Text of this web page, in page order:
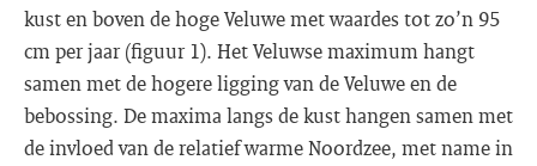
kust en boven de hoge Veluwe met waardes tot zo’n 95
cm per jaar (figuur 1). Het Veluwse maximum hangt
samen met de hogere ligging van de Veluwe en de
bebossing. De maxima langs de kust hangen samen met
de invloed van de relatief warme Noordzee, met name in